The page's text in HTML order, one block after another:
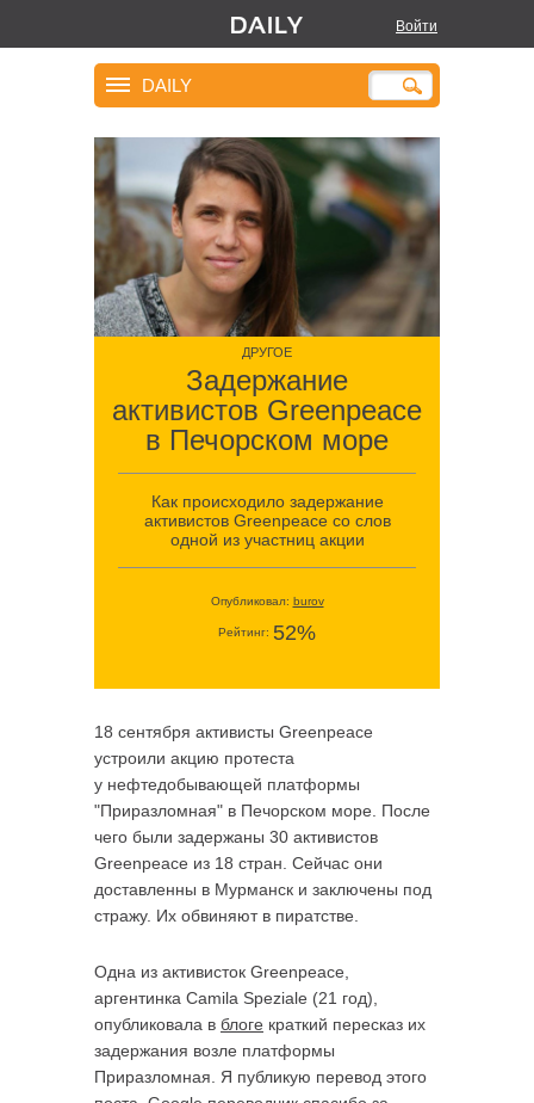
Войти
DAILY
ДРУГОЕ
Задержание
активистов Greenpeace
в Печорском море
Как происходило задержание
активистов Greenpeace со слов
одной из участниц акции
Опубликовал: burov
Рейтинг: 52%
18 сентября активисты Greenpeace
устроили акцию протеста
у нефтедобывающей платформы
"Приразломная" в Печорском море. После
чего были задержаны 30 активистов
Greenpeace из 18 стран. Сейчас они
доставленны в Мурманск и заключены под
стражу. Их обвиняют в пиратстве.
Одна из активисток Greenpeace,
аргентинка Camila Speziale (21 год),
опубликовала в блоге краткий пересказ их
задержания возле платформы
Приразломная. Я публикую перевод этого